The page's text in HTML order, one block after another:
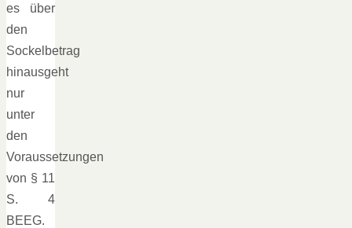
es über
den
Sockelbetrag
hinausgeht
nur
unter
den
Voraussetzungen
von § 11
S. 4
BEEG.